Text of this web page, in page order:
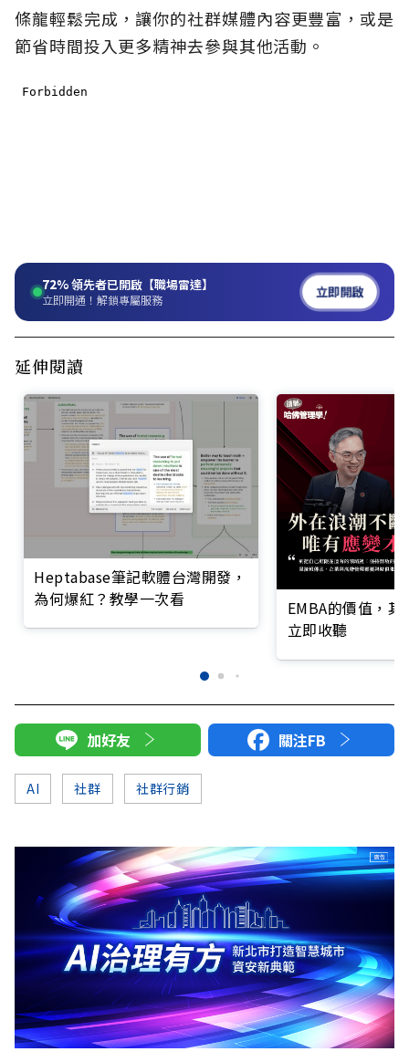
條龍輕鬆完成，讓你的社群媒體內容更豐富，或是
節省時間投入更多精神去參與其他活動。
72%領先者已開啟【職場雷達】
立即開通！解鎖專屬服務 立即開啟
延伸閱讀
Heptabase筆記軟體台灣開發，
為何爆紅？教學一次看
EMBA的價值，
立即收聽
加好友 關注FB
AI 社群 社群行銷